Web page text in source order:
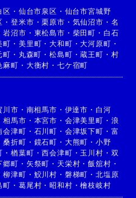
区 ・ 仙台市泉区 ・ 仙台市宮城野
・登米市 ・栗原市 ・ 気仙沼市 ・ 名
岩沼市 ・ 東松島市 ・ 柴田町 ・ 白石
町 ・ 美里町 ・大和町 ・大河原町 ・
町 ・ 丸森町 ・松島町 ・蔵王町 ・ 村
麻町 ・ 大衡村 ・ 七ケ宿町
川市 ・ 南相馬市 ・ 伊達市 ・ 白河
相馬市 ・ 本宮市 ・ 会津美里町 ・ 浪
会津町 ・ 石川町 ・ 会津坂下町 ・ 富
桑折町 ・ 鏡石町 ・ 大熊町 ・ 小野
・楢葉町 ・西会津町 ・ 玉川村 ・ 双
郷町 ・ 矢祭町 ・ 天栄村 ・飯舘村 ・
柳津町 ・ 鮫川村 ・ 磐梯町 ・ 北塩原
町 ・ 葛尾村 ・昭和村 ・檜枝岐村